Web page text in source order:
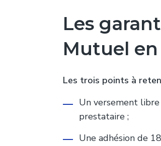
Les
Mutuel
Les trois points à
Un versement
prestataire ;
Une adhésion de